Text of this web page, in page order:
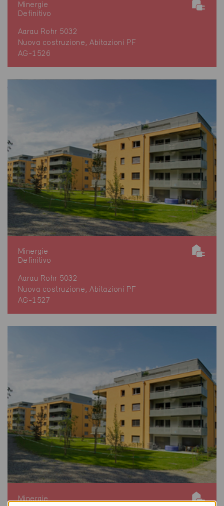
Minergie
Definitivo
Aarau Rohr 5032
Nuova costruzione, Abitazioni PF
AG-1526
Minergie
Definitivo
Aarau Rohr 5032
Nuova costruzione, Abitazioni PF
AG-1527
Minergie